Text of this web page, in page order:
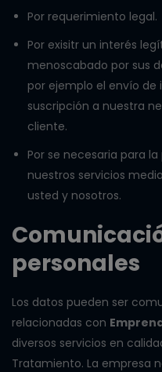
Por requerimiento legal.
Por exisitr un interés
menoscabado por sus
por ejemplo el envío
suscripción a nuestra
cliente.
Por se necesaria para
nuestros servicios
usted y nosotros.
personales
Los datos pueden ser
relacionadas con
diversos servicios en
Tratamiento. La empresa